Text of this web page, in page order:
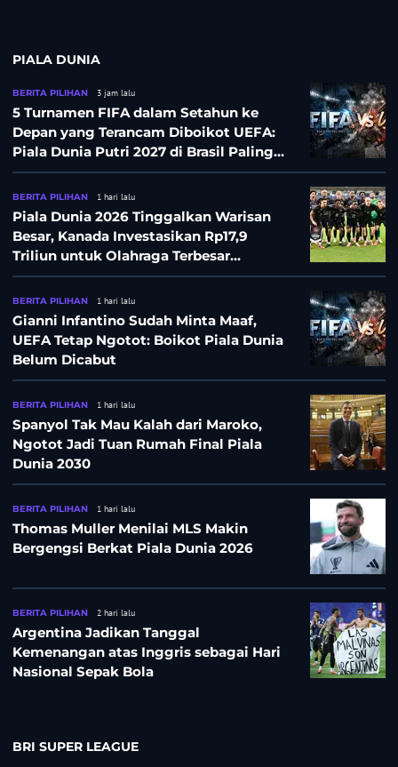
PIALA DUNIA
BERITA PILIHAN 3 jam lalu
5 Turnamen FIFA dalam Setahun ke
Depan yang Terancam Diboikot UEFA:
Piala Dunia Putri 2027 di Brasil Paling
Besar
BERITA PILIHAN 1 hari lalu
Piala Dunia 2026 Tinggalkan Warisan
Besar, Kanada Investasikan Rp17,9
Triliun untuk Olahraga Terbesar
Sepanjang Sejarah
BERITA PILIHAN 1 hari lalu
Gianni Infantino Sudah Minta Maaf,
UEFA Tetap Ngotot: Boikot Piala Dunia
Belum Dicabut
BERITA PILIHAN 1 hari lalu
Spanyol Tak Mau Kalah dari Maroko,
Ngotot Jadi Tuan Rumah Final Piala
Dunia 2030
BERITA PILIHAN 1 hari lalu
Thomas Muller Menilai MLS Makin
Bergengsi Berkat Piala Dunia 2026
BERITA PILIHAN 2 hari lalu
Argentina Jadikan Tanggal
Kemenangan atas Inggris sebagai Hari
Nasional Sepak Bola
BRI SUPER LEAGUE